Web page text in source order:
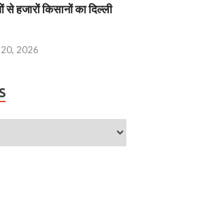
से हजारों किसानों का दिल्ली
20, 2026